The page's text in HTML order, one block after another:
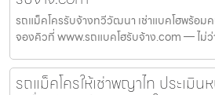
รถแม็คโครรับจ้างทวีวัฒนา เช่าแบคโฮพร้อม
จองคิวที่ www.รถแบคโฮรับจ้าง.com — ไม่ว่
รถแม็คโครให้เช่าพญาไท ประเมิน